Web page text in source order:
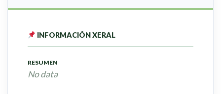
INFORMACIÓN XERAL
RESUMEN
No data